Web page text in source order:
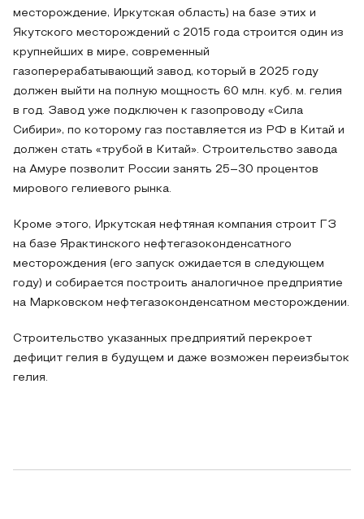
месторождение, Иркутская область) на базе этих и
Якутского месторождений с 2015 года строится один из
крупнейших в мире, современный
газоперерабатывающий завод, который в 2025 году
должен выйти на полную мощность 60 млн. куб. м. гелия
в год. Завод уже подключен к газопроводу «Сила
Сибири», по которому газ поставляется из РФ в Китай и
должен стать «трубой в Китай». Строительство завода
на Амуре позволит России занять 25–30 процентов
мирового гелиевого рынка.
Кроме этого, Иркутская нефтяная компания строит ГЗ
на базе Ярактинского нефтегазоконденсатного
месторождения (его запуск ожидается в следующем
году) и собирается построить аналогичное предприятие
на Марковском нефтегазоконденсатном месторождении.
Строительство указанных предприятий перекроет
дефицит гелия в будущем и даже возможен переизбыток
гелия.